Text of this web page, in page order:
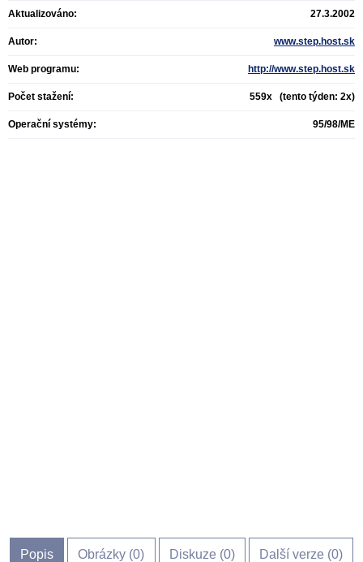
Aktualizováno: 27.3.2002
Autor: www.step.host.sk
Web programu: http://www.step.host.sk
Počet stažení: 559x (tento týden: 2x)
Operační systémy: 95/98/ME
Popis Obrázky (0) Diskuze (0) Další verze (0)